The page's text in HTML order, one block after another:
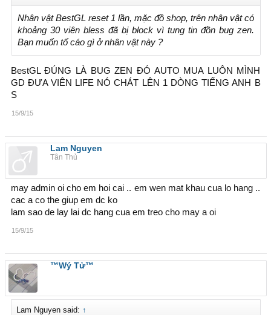
Nhân vật BestGL reset 1 lần, mặc đồ shop, trên nhân vật có
khoảng 30 viên bless đã bị block vì tung tin đồn bug zen.
Bạn muốn tố cáo gì ở nhân vật này ?
BestGL ĐÚNG LÀ BUG ZEN ĐÓ AUTO MUA LUÔN MÌNH
GD ĐƯA VIÊN LIFE NÓ CHÁT LÊN 1 DÒNG TIẾNG ANH B
S
15/9/15
Lam Nguyen
Tân Thủ
may admin oi cho em hoi cai .. em wen mat khau cua lo hang ..
cac a co the giup em dc ko
lam sao de lay lai dc hang cua em treo cho may a oi
15/9/15
™Wý Tử™
Lam Nguyen said: ↑